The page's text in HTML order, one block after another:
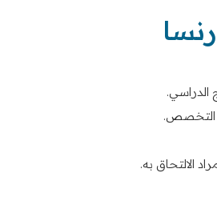
الدراسي.
التخصص.
الالتحاق به.